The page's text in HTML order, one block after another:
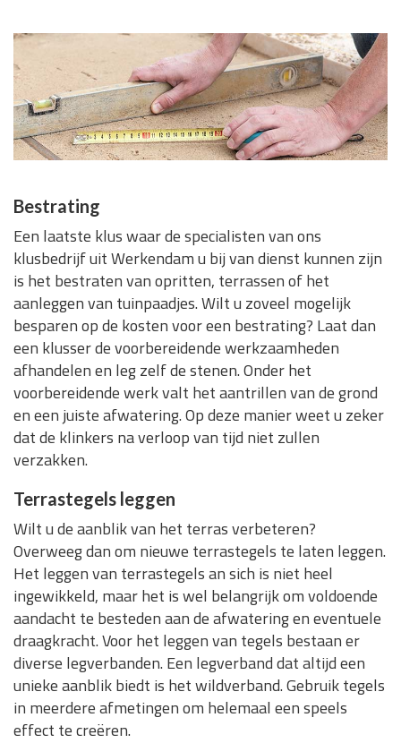
Bestrating
Een laatste klus waar de specialisten van ons
klusbedrijf uit Werkendam u bij van dienst kunnen zijn
is het bestraten van opritten, terrassen of het
aanleggen van tuinpaadjes. Wilt u zoveel mogelijk
besparen op de kosten voor een bestrating? Laat dan
een klusser de voorbereidende werkzaamheden
afhandelen en leg zelf de stenen. Onder het
voorbereidende werk valt het aantrillen van de grond
en een juiste afwatering. Op deze manier weet u zeker
dat de klinkers na verloop van tijd niet zullen
verzakken.
Terrastegels leggen
Wilt u de aanblik van het terras verbeteren?
Overweeg dan om nieuwe terrastegels te laten leggen.
Het leggen van terrastegels an sich is niet heel
ingewikkeld, maar het is wel belangrijk om voldoende
aandacht te besteden aan de afwatering en eventuele
draagkracht. Voor het leggen van tegels bestaan er
diverse legverbanden. Een legverband dat altijd een
unieke aanblik biedt is het wildverband. Gebruik tegels
in meerdere afmetingen om helemaal een speels
effect te creëren.